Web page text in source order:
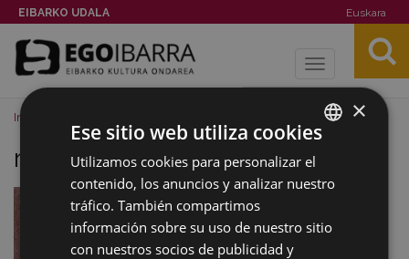
EIBARKO UDALA Euskara
Toggle
navigation
Inicio
riego.jpg BASQUE
SPANISH
×
Ese sitio web utiliza cookies
Utilizamos cookies para personalizar el
contenido, los anuncios y analizar nuestro
tráfico. También compartimos
información sobre su uso de nuestro sitio
con nuestros socios de publicidad y